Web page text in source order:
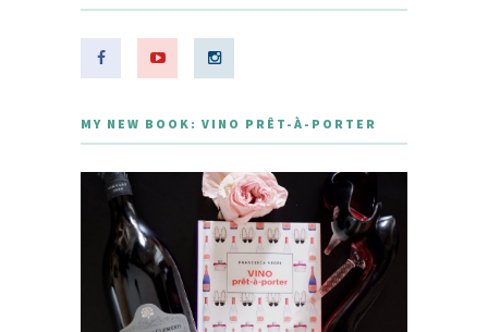
MY NEW BOOK: VINO PRÊT-À-PORTER